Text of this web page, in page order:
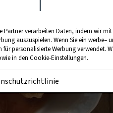
Partner verarbeiten Daten, indem wir
auszuspielen. Wenn Sie ein werbe–
personalisierte Werbung verwendet.
in den Cookie-Einstellungen.